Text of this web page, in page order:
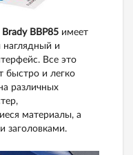
Brady BBP85 имеет
и
Все это
быстро и легко
различных
материалы, а
заголовками.